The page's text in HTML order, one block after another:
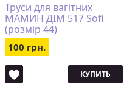
Труси для вагітних
МАМИН ДІМ 517 Sofi
(розмір 44)
100 грн.
КУПИТЬ